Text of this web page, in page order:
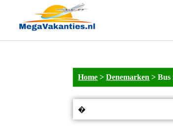
Home >Denemarken >Bus
�